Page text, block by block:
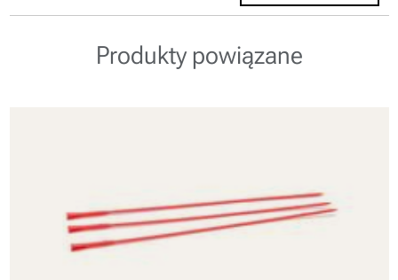
Produkty powiązane